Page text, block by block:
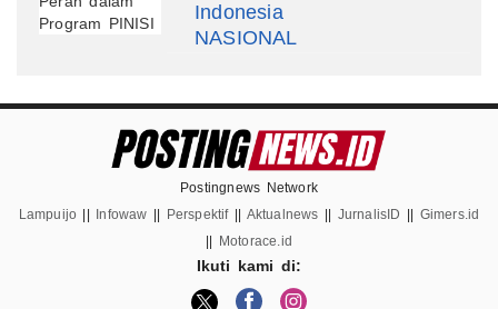
Indonesia
NASIONAL
Postingnews Network
Lampuijo
Infowaw Perspektif|| Aktualnews JurnalisID
Gimers.id
Motorace.id
Ikuti kami di: